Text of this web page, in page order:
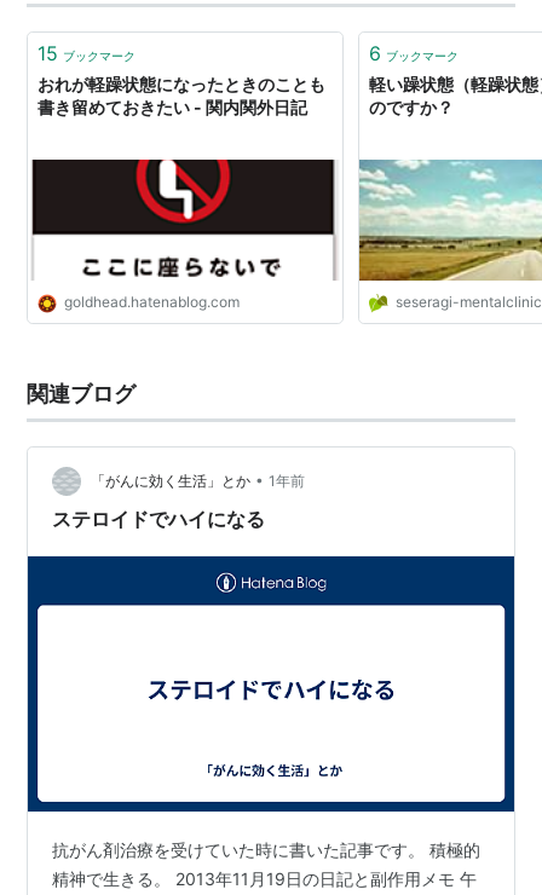
ました。 1週間の「お試し期間」中に解約したのですが、
正しい判断だったと思います…
15 ブックマーク
おれが軽躁状態になったときのことも
書き留めておきたい - 関内関外日記
goldhead.hatenablog.com
6 ブックマーク
軽い躁状態（軽躁状
のですか？
seseragi-
関連ブログ
「がんに効く生活」とか • 1年前
ステロイドでハイになる
抗がん剤治療を受けていた時に書いた記事です。 積極的
精神で生きる。 2013年11月19日の日記と副作用メモ 午